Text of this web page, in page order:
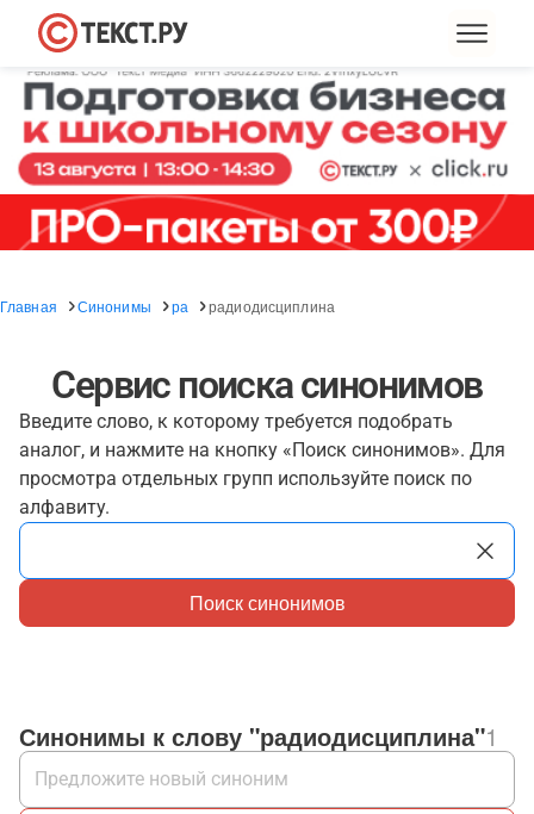
Главная Синонимы ра радиодисциплина
Сервис поиска синонимов
Введите слово, к которому требуется подобрать
аналог, и нажмите на кнопку «Поиск синонимов». Для
просмотра отдельных групп используйте поиск по
алфавиту.
Поиск синонимов
Синонимы к слову "радиодисциплина"1